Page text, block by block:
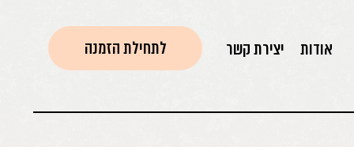
לתחילת הזמנה אודות יצירת קשר